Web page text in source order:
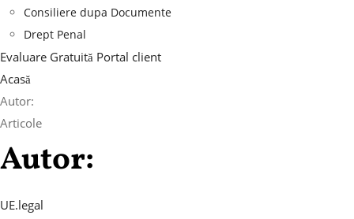
Consiliere dupa Documente
Drept Penal
Evaluare Gratuită Portal client
Acasă
Autor:
Articole
Autor:
UE.legal